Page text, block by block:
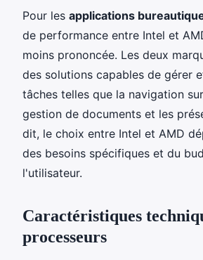
Pour les applications
de performance entre Intel et
moins prononcée. Les deux
des solutions capables de gérer
tâches telles que la navigation
gestion de documents et les
dit, le choix entre Intel et AMD
des besoins spécifiques et du
l'utilisateur.
Caractéristiques
processeurs